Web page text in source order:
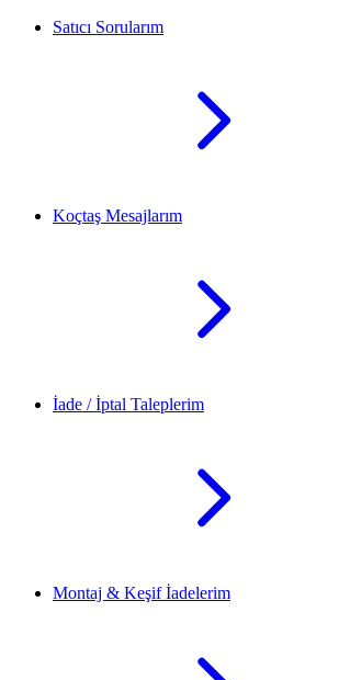
Satıcı Sorularım
Koçtaş Mesajlarım
İade / İptal Taleplerim
Montaj & Keşif İadelerim